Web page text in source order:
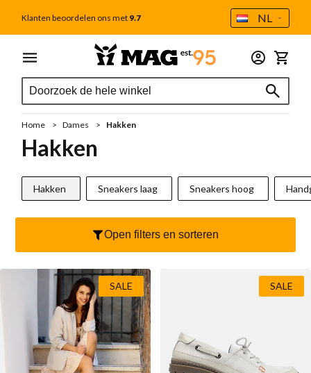
Klanten beoordelen ons met 9.7
Taal NL
Menu
Zoek
Zoek
Zoek
Alle dames
Sale
Nieuw
Outlet
Dames
Sneakers laag
Handgestikte mocassins
Lage schoenen
Vegan
Sandalen
Alle heren
Sale
Cadeaubon
Heren
Handgestikte mocassins
Chelseaboot
Loafers
Sale
Outlet
Tweede Kans
Alle accessoires
Schoenverzorging
Cadeaubon
Accessoires
Voetbedden
Veters
Home Dames Hakken
Hakken
Sneakers laag Sneakers hoog
Hakken
SALE SALE
Open filters en sorteren